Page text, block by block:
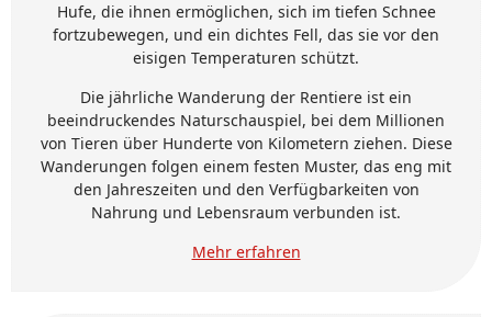
Hufe, die ihnen ermöglichen, sich im tiefen Schnee
fortzubewegen, und ein dichtes Fell, das sie vor den
eisigen Temperaturen schützt.
Die jährliche Wanderung der Rentiere ist ein
beeindruckendes Naturschauspiel, bei dem Millionen
von Tieren über Hunderte von Kilometern ziehen. Diese
Wanderungen folgen einem festen Muster, das eng mit
den Jahreszeiten und den Verfügbarkeiten von
Nahrung und Lebensraum verbunden ist.
Mehr erfahren